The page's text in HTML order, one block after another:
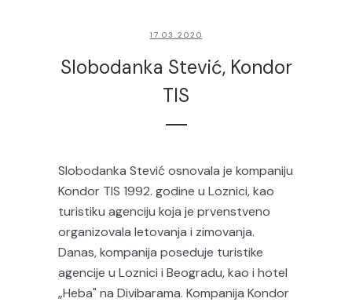
17.03.2020
Slobodanka Stević, Kondor
TIS
Slobodanka Stević osnovala je kompaniju
Kondor TIS 1992. godine u Loznici, kao
turistiku agenciju koja je prvenstveno
organizovala letovanja i zimovanja.
Danas, kompanija poseduje turistike
agencije u Loznici i Beogradu, kao i hotel
„Heba" na Divibarama. Kompanija Kondor